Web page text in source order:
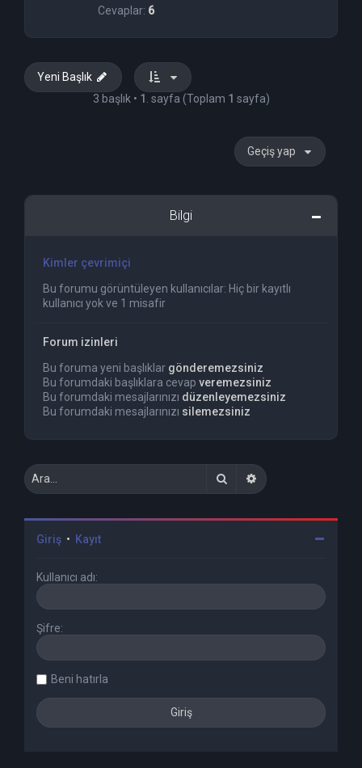
Cevaplar: 6
Yeni Başlık
3 başlık • 1 . sayfa (Toplam 1 sayfa)
Geçiş yap
Bilgi
Kimler çevrimiçi
Bu forumu görüntüleyen kullanıcılar: Hiç bir kayıtlı
kullanıcı yok ve 1 misafir
Forum izinleri
Bu foruma yeni başlıklar gönderemezsiniz
Bu forumdaki başlıklara cevap veremezsiniz
Bu forumdaki mesajlarınızı düzenleyemezsiniz
Bu forumdaki mesajlarınızı silemezsiniz
Gelişmiş arama
Giriş • Kayıt
Kullanıcı adı:
Şifre:
Beni hatırla